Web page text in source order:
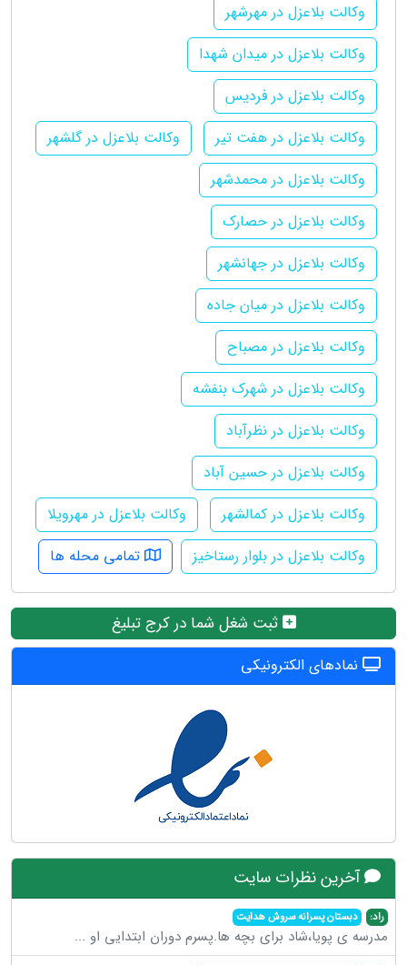
وکالت بلاعزل در مهرشهر
وکالت بلاعزل در میدان شهدا
وکالت بلاعزل در فردیس
وکالت بلاعزل در هفت تیر
وکالت بلاعزل در گلشهر
وکالت بلاعزل در محمدشهر
وکالت بلاعزل در حصارک
وکالت بلاعزل در جهانشهر
وکالت بلاعزل در میان جاده
وکالت بلاعزل در مصباح
وکالت بلاعزل در شهرک بنفشه
وکالت بلاعزل در نظرآباد
وکالت بلاعزل در حسین آباد
وکالت بلاعزل در کمالشهر
وکالت بلاعزل در مهرویلا
وکالت بلاعزل در بلوار رستاخیز
تمامی محله ها
ثبت شغل شما در کرج تبلیغ
نمادهای الکترونیکی
آخرین نظرات سایت
راد: دبستان پسرانه سروش هدایت
مدرسه ی پویا،شاد برای بچه ها.پسرم دوران ابتدایی او ...